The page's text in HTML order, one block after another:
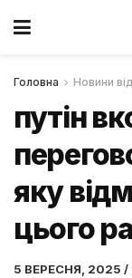
Головна Новини
путін
яку
цього
5 ВЕРЕСНЯ, 2025 /